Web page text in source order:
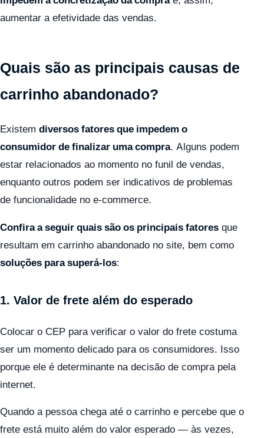
aumentar a efetividade das vendas.
Quais são as principais causas de
carrinho abandonado?
Existem diversos fatores que impedem o
consumidor de finalizar uma compra. Alguns podem
estar relacionados ao momento no funil de vendas,
enquanto outros podem ser indicativos de problemas
de funcionalidade no e-commerce.
Confira a seguir quais são os principais fatores que
resultam em carrinho abandonado no site, bem como
soluções para superá-los:
1. Valor de frete além do esperado
Colocar o CEP para verificar o valor do frete costuma
ser um momento delicado para os consumidores. Isso
porque ele é determinante na decisão de compra pela
internet.
Quando a pessoa chega até o carrinho e percebe que o
frete está muito além do valor esperado — às vezes,